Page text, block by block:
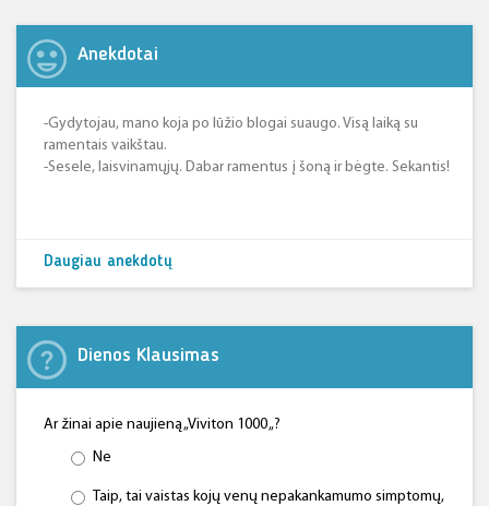
Anekdotai
-Gydytojau, mano koja po lūžio blogai suaugo. Visą laiką su
ramentais vaikštau.
-Sesele, laisvinamųjų. Dabar ramentus į šoną ir bėgte. Sekantis!
Daugiau anekdotų
Dienos Klausimas
Ar žinai apie naujieną „Viviton 1000 „?
Ne
Taip, tai vaistas kojų venų nepakankamumo simptomų,